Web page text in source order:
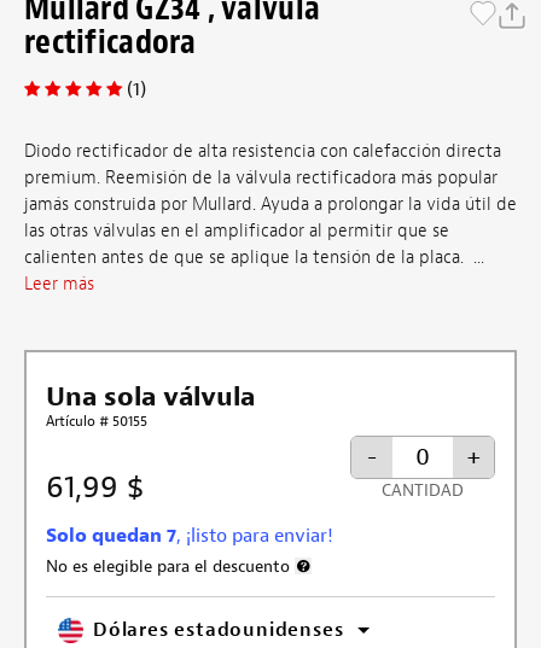
rectificadora
(1)
Diodo rectificador de alta resistencia con calefacción directa
premium. Reemisión de la válvula rectificadora más popular
jamás construida por Mullard. Ayuda a prolongar la vida útil de
las otras válvulas en el amplificador al permitir que se
calienten antes de que se aplique la tensión de la placa. ...
Leer más
Una sola válvula
Artículo # 50155
61,99 $
Solo quedan 7, ¡listo para enviar!
No es elegible para el descuento
- +
CANTIDAD
Dólares estadounidenses